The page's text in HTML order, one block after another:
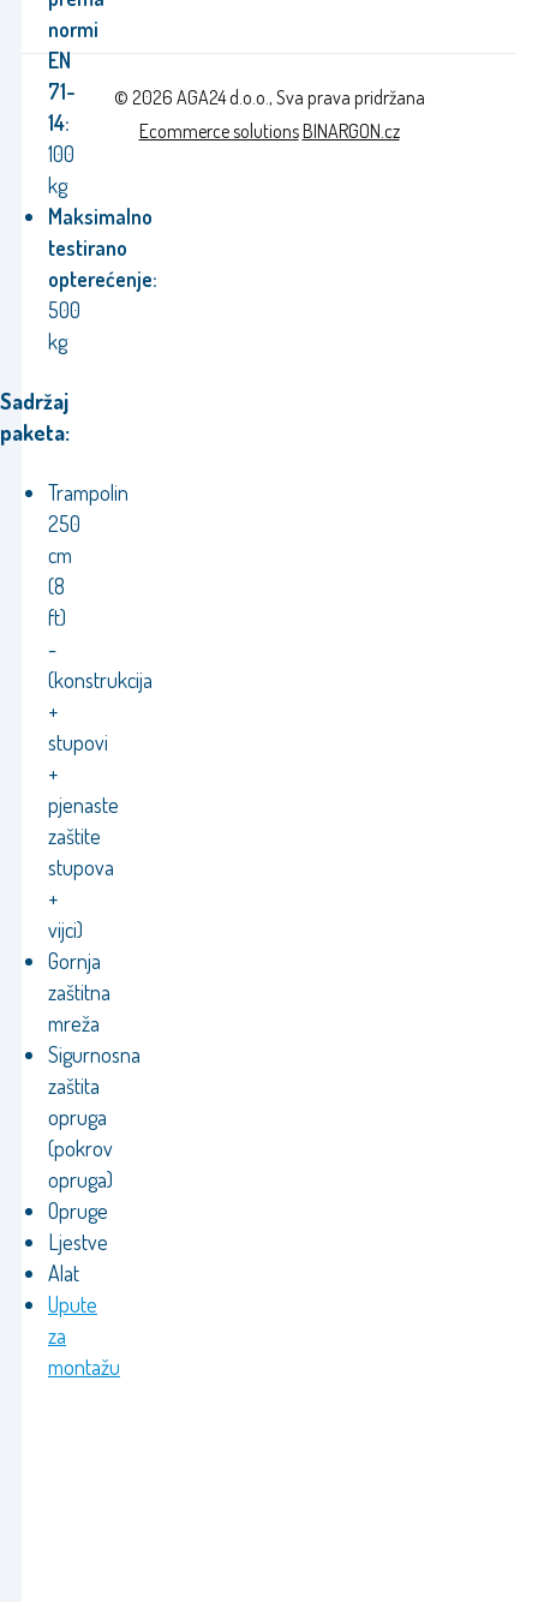
normi
EN
71-
14:
100
kg
Maksimalno
testirano
opterećenje:
500
kg
Sadržaj
paketa:
Trampolin
250
cm
(8
ft)
-
(konstrukcija
+
stupovi
+
pjenaste
zaštite
stupova
+
vijci)
Gornja
zaštitna
mreža
Sigurnosna
zaštita
opruga
(pokrov
opruga)
Opruge
Ljestve
Alat
Upute
za
montažu
© 2026 AGA24 d.o.o., Sva prava pridržana
Ecommerce solutionsBINARGON.cz